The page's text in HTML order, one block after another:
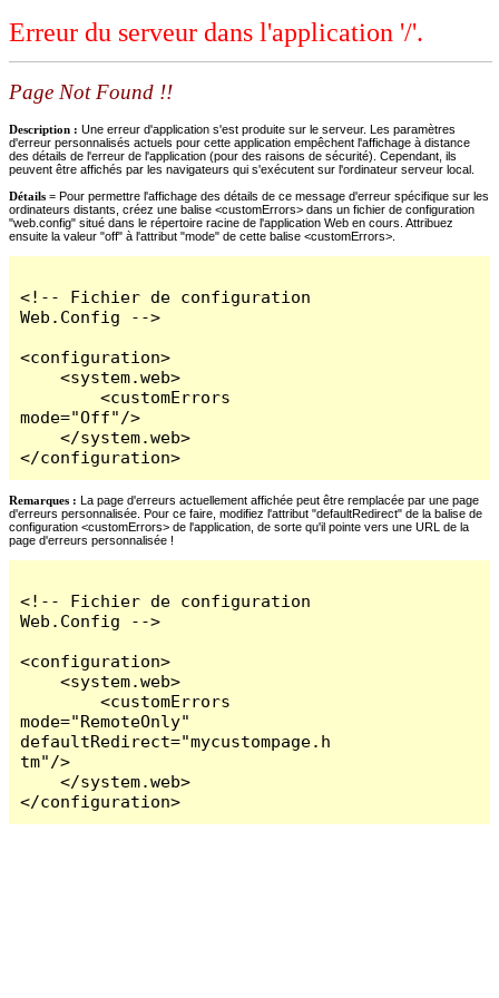
Erreur du serveur dans l'application '/'.
Page Not Found !!
Description : Une erreur d'application s'est produite sur le serveur. Les paramètres
d'erreur personnalisés actuels pour cette application empêchent l'affichage à distance
des détails de l'erreur de l'application (pour des raisons de sécurité). Cependant, ils
peuvent être affichés par les navigateurs qui s'exécutent sur l'ordinateur serveur local.
Détails = Pour permettre l'affichage des détails de ce message d'erreur spécifique sur les
ordinateurs distants, créez une balise <customErrors> dans un fichier de configuration
"web.config" situé dans le répertoire racine de l'application Web en cours. Attribuez
ensuite la valeur "off" à l'attribut "mode" de cette balise <customErrors>.
<!-- Fichier de configuration
Web.Config -->
<configuration>
    <system.web>
        <customErrors
mode="Off"/>
    </system.web>
</configuration>
Remarques : La page d'erreurs actuellement affichée peut être remplacée par une page
d'erreurs personnalisée. Pour ce faire, modifiez l'attribut "defaultRedirect" de la balise de
configuration <customErrors> de l'application, de sorte qu'il pointe vers une URL de la
page d'erreurs personnalisée !
<!-- Fichier de configuration
Web.Config -->
<configuration>
    <system.web>
        <customErrors
mode="RemoteOnly"
defaultRedirect="mycustompage.h
tm"/>
    </system.web>
</configuration>